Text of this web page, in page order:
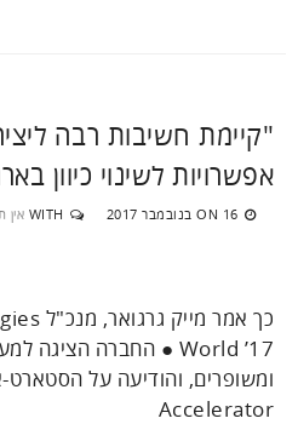
"קיימת חשיבות רבה
אפשרויות לשינוי כיוון
ON 16 בנובמבר 2017 WITH אין
Accelerator